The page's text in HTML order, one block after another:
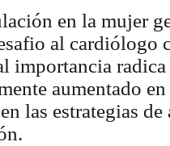
en la mujer
al cardiólogo
importancia
aumentado
las estrategias